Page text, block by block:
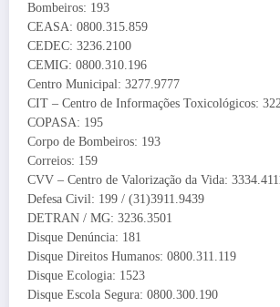
Bombeiros: 193
CEASA: 0800.315.859
CEDEC: 3236.2100
CEMIG: 0800.310.196
Centro Municipal: 3277.9777
CIT – Centro de Informações Toxicológicos:
COPASA: 195
Corpo de Bombeiros: 193
Correios: 159
CVV – Centro de Valorização da Vida:
Defesa Civil: 199 / (31)3911.9439
DETRAN / MG: 3236.3501
Disque Denúncia: 181
Disque Direitos Humanos: 0800.311.119
Disque Ecologia: 1523
Disque Escola Segura: 0800.300.190